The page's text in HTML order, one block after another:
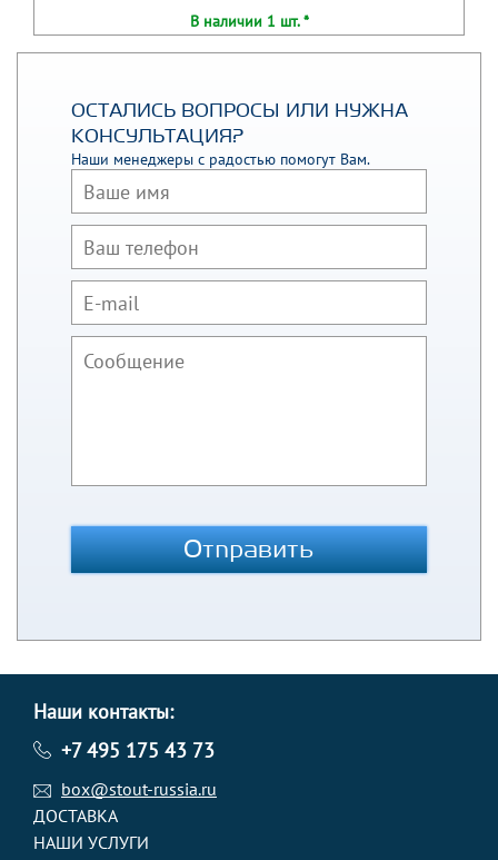
В наличии 1 шт. *
ОСТАЛИСЬ ВОПРОСЫ ИЛИ НУЖНА
КОНСУЛЬТАЦИЯ?
Наши менеджеры с радостью помогут Вам.
Отправить
Наши контакты:
+7 495 175 43 73
box@stout-russia.ru
ДОСТАВКА
НАШИ УСЛУГИ